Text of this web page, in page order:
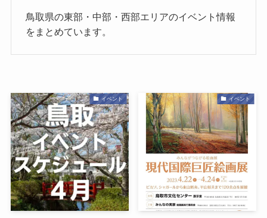
鳥取県の東部・中部・西部エリアのイベント情報
をまとめています。
イベント イベント